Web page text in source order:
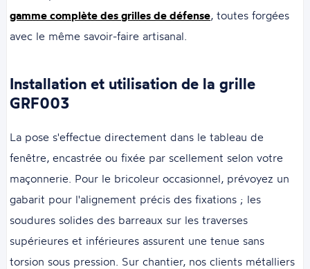
gamme complète des grilles de défense, toutes forgées
avec le même savoir-faire artisanal.
Installation et utilisation de la grille
GRF003
La pose s'effectue directement dans le tableau de
fenêtre, encastrée ou fixée par scellement selon votre
maçonnerie. Pour le bricoleur occasionnel, prévoyez un
gabarit pour l'alignement précis des fixations ; les
soudures solides des barreaux sur les traverses
supérieures et inférieures assurent une tenue sans
torsion sous pression. Sur chantier, nos clients métalliers